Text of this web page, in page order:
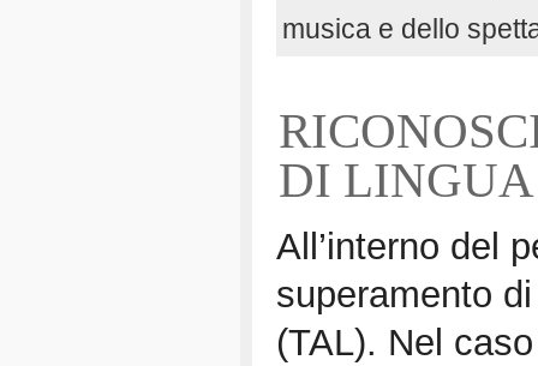
musica e dello
DI LINGUA
All’interno del
superamento
(TAL). Nel